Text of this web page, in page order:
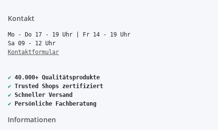
Kontakt
Mo - Do 17 - 19 Uhr | Fr 14 - 19 Uhr
Sa 09 - 12 Uhr
Kontaktformular
✔ 40.000+ Qualitätsprodukte
✔ Trusted Shops zertifiziert
✔ Schneller Versand
✔ Persönliche Fachberatung
Informationen